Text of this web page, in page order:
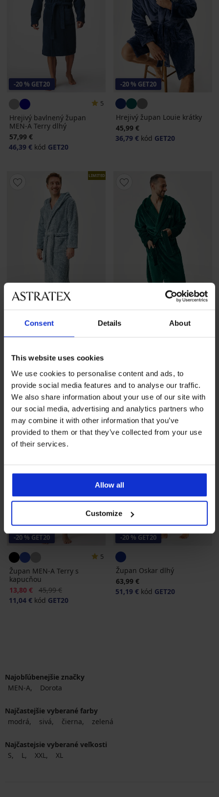
Consent Details About
This website uses cookies
We use cookies to personalise content and ads, to
provide social media features and to analyse our traffic.
We also share information about your use of our site with
our social media, advertising and analytics partners who
may combine it with other information that you’ve
provided to them or that they’ve collected from your use
of their services.
Allow all
Customize
-20 % GET20
5
Hrejivý bavlnený župan
MEN-A Terry dlhý
57,99 €
46,39 € kód GET20
-20 % GET20
Hrejivý župan Louie krátky
45,99 €
36,79 € kód GET20
LIMITED
-20 % GET20
53,99 €
43,19 €kódGET20
-20 % GET20
36,79 €kódGET20
Výpredaj -70%
-20 % GET20
5
Župan MEN-A Terry s
kapucňou
Zľava
13,80 € Pôvodná cena
45,99 €
11,04 € kód GET20
-20 % GET20
Župan Oskar dlhý
63,99 €
51,19 € kód GET20
Najobľúbenejšie značky
MEN-A
Dorota
Najčastejšie vyberané farby
modrá
sivá čierna zelená
Najčastejsie vyberané veľkosti
S
L XXL XL